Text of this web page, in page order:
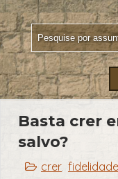
Basta crer
salvo?
crer, fidelidade